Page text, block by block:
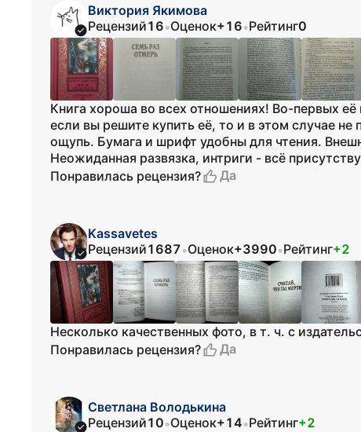
Виктория Якимова
Рецензий16•Оценок+16•Рейтинг0
Книга хороша во всех отношениях! Во-первых
если вы решите купить её, то и в этом случае
ощупь. Бумага и шрифт удобны для чтения.
Неожиданная развязка, интриги - всё
Понравилась рецензия?
Да
Kassavetes
Рецензий1687•Оценок+3990•Рейтинг+2
Несколько качественных фото, в т. ч. с
Понравилась рецензия?
Да
Светлана Володькина
Рецензий10•Оценок+14•Рейтинг+2